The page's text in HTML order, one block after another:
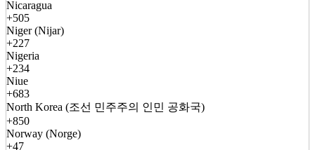
Nicaragua
+505
Niger (Nijar)
+227
Nigeria
+234
Niue
+683
North Korea (조선 민주주의 인민 공화국)
+850
Norway (Norge)
+47